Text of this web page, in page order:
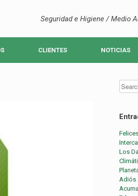
Seguridad e Higiene / Medio
CLIENTES NOTICIAS
Los
Adiós